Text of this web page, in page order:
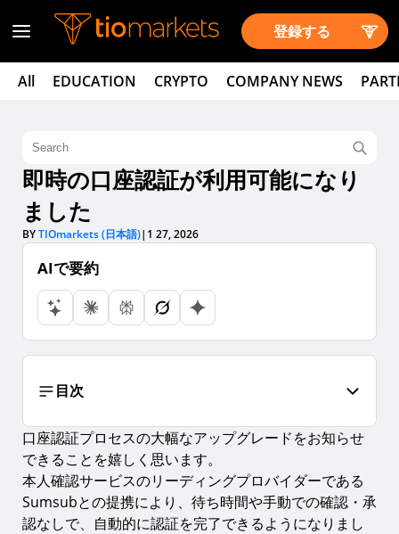
登録する
All EDUCATION CRYPTO COMPANY NEWS
即時の口座認証が利用可能になり
ました
BYTIOmarkets (日本語)| 1 27, 2026
AIで要約
目次
口座認証がこれまで以上にスピーディーに
お客様にとってのメリット
口座認証プロセスの大幅なアップグレードをお知らせ
できることを嬉しく思います。
本人確認サービスのリーディングプロバイダーである
Sumsubとの提携により、待ち時間や手動での確認・承
認なしで、自動的に認証を完了できるようになりまし